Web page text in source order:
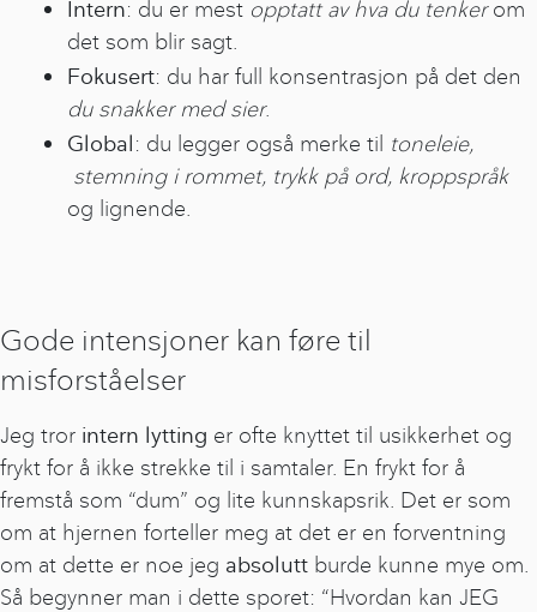
Intern: du er mest opptatt av hva du tenkerom
det som blir sagt.
Fokusert: du har full konsentrasjon på det den
du snakker med sier.
Global: du legger også merke til toneleie,
stemning i rommet, trykk på ord, kroppspråk
og lignende.
Gode intensjoner kan føre til
misforståelser
Jeg tror intern lytting er ofte knyttet til usikkerhet og
frykt for å ikke strekke til i samtaler. En frykt for å
fremstå som “dum” og lite kunnskapsrik. Det er som
om at hjernen forteller meg at det er en forventning
om at dette er noe jeg absolutt burde kunne mye om.
Så begynner man i dette sporet: “Hvordan kan JEG